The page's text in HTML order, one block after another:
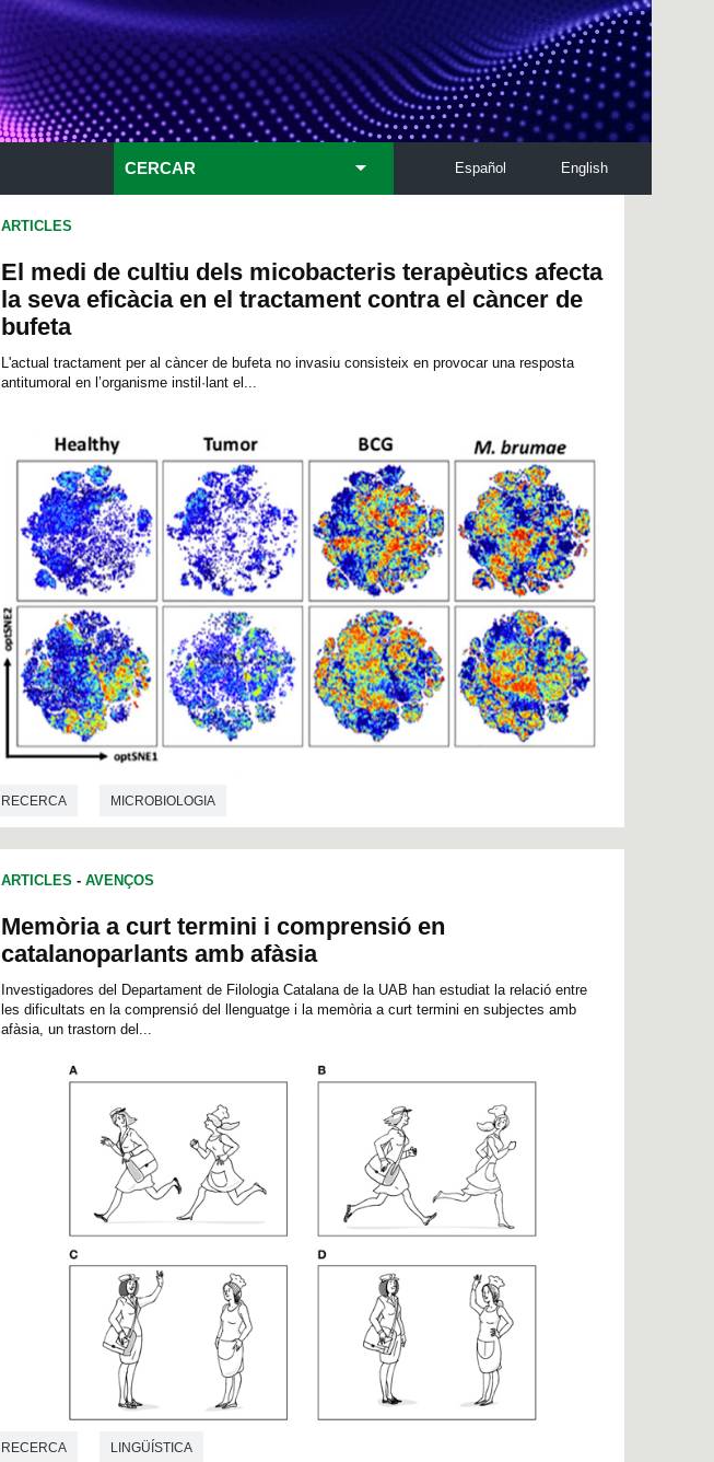
English
Español
CERCAR
ARTICLES
El medi de cultiu dels micobacteris terapèutics afecta
la seva eficàcia en el tractament contra el càncer de
bufeta
L'actual tractament per al càncer de bufeta no invasiu consisteix en provocar una resposta
antitumoral en l’organisme instil·lant el...
RECERCA MICROBIOLOGIA
ARTICLES - AVENÇOS
Memòria a curt termini i comprensió en
catalanoparlants amb afàsia
Investigadores del Departament de Filologia Catalana de la UAB han estudiat la relació entre
les dificultats en la comprensió del llenguatge i la memòria a curt termini en subjectes amb
afàsia, un trastorn del...
RECERCA LINGÜÍSTICA